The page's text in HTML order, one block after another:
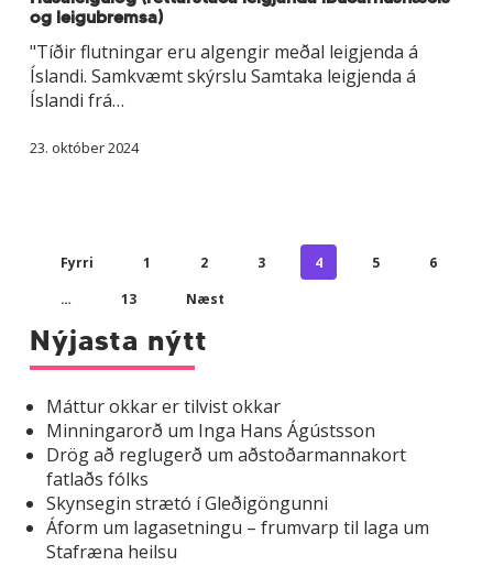
og
leigubremsa)
og leigubremsa)
"Tíðir flutningar eru algengir meðal leigjenda á
Íslandi. Samkvæmt skýrslu Samtaka leigjenda á
Íslandi frá…
23. október 2024
Fyrri 1 2 3 4 5
6
…
13 Næst
Nýjasta nýtt
Máttur okkar er tilvist okkar
Minningarorð um Inga Hans Ágústsson
Drög að reglugerð um aðstoðarmannakort
fatlaðs fólks
Skynsegin strætó í Gleðigöngunni
Áform um lagasetningu – frumvarp til laga um
Stafræna heilsu